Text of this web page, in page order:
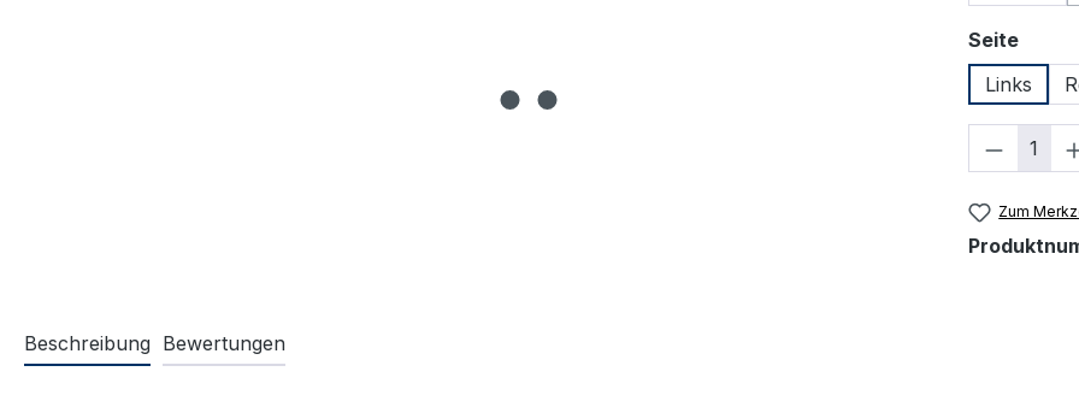
Seite
Links
Zum
Beschreibung Bewertungen